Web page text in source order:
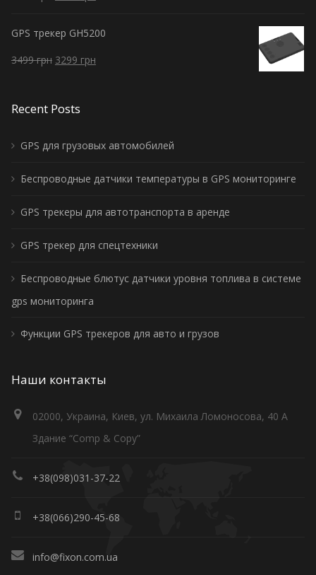
GPS трекер GH5200
3499грн 3299 грн
Recent Posts
GPS для грузовых автомобилей
Беспроводные датчики температуры в GPS мониторинге
GPS трекеры для автотранспорта в аренде
GPS трекер для спецтехники
Беспроводные блютус датчики уровня топлива в системе
gps мониторинга
Функции GPS трекеров для авто и грузов
Наши контакты
02000, Украина, Киев, ул. Михаила Ломоносова, 40 А
Здание “Comp & Copy”
+38(098)031-37-22
+38(066)290-45-68
info@fixon.com.ua